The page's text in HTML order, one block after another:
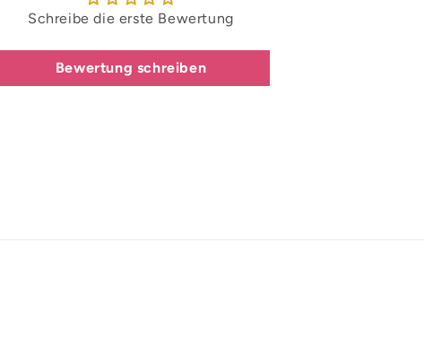
Schreibe die erste Bewertung
Bewertung schreiben